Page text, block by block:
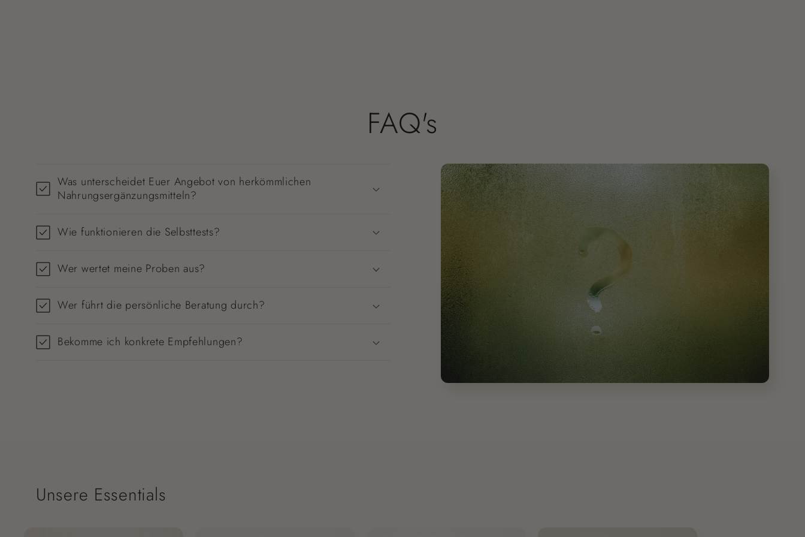
FAQ's
Was unterscheidet Euer Angebot von herkömmlichen
Nahrungsergänzungsmitteln?
Wie funktionieren die Selbsttests?
Wer wertet meine Proben aus?
Wer führt die persönliche Beratung durch?
Bekomme ich konkrete Empfehlungen?
Unsere Essentials